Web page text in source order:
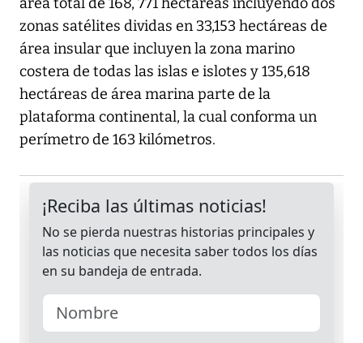
área total de 168, 771 hectáreas incluyendo dos
zonas satélites dividas en 33,153 hectáreas de
área insular que incluyen la zona marino
costera de todas las islas e islotes y 135,618
hectáreas de área marina parte de la
plataforma continental, la cual conforma un
perímetro de 163 kilómetros.